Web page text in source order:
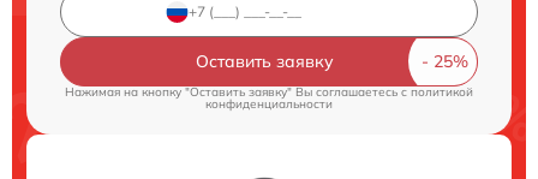
Оставить заявку
Нажимая на кнопку "Оставить заявку" Вы соглашаетесь cполитикой
конфиденциальности